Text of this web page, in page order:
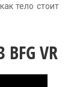
тело стоит
VR